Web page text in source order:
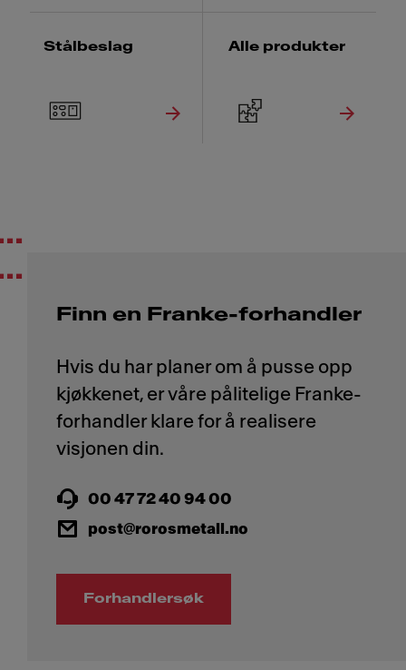
Stålbeslag Alle produkter
Finn en Franke-forhandler
Hvis du har planer om å pusse opp
kjøkkenet, er våre pålitelige Franke-
forhandler klare for å realisere
00 47 72 40 94 00
post@rorosmetall.no
Forhandlersøk